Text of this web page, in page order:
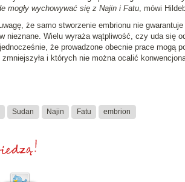
mogły wychowywać się z Najin i Fatu, mówi
że samo stworzenie embrionu nie
nieznane. Wielu wyraża wątpliwość, czy uda się
że prowadzone obecnie prace mogą
i których nie można ocalić
Sudan Najin Fatu embrion